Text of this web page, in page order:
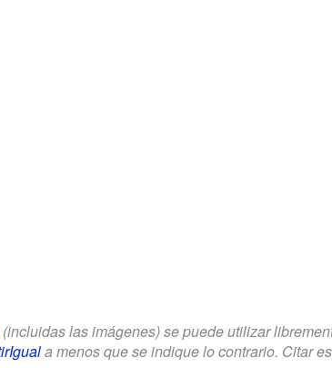
las imágenes) se puede utilizar
a menos que se indique lo contrario. Citar